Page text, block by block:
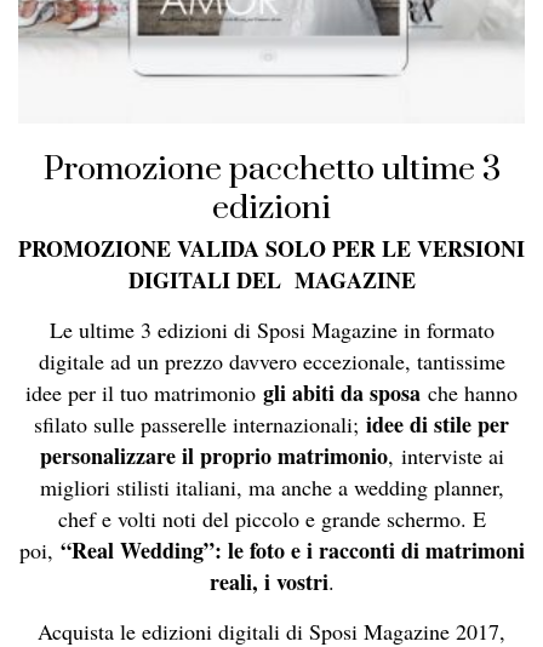
Promozione pacchetto ultime 3
edizioni
PROMOZIONE VALIDA SOLO PER LE VERSIONI
DIGITALI DEL MAGAZINE
Le ultime 3 edizioni di Sposi Magazine in formato
digitale ad un prezzo davvero eccezionale, tantissime
idee per il tuo matrimonio gli abiti da sposa che hanno
sfilato sulle passerelle internazionali; idee di stile per
personalizzare il proprio matrimonio, interviste ai
migliori stilisti italiani, ma anche a wedding planner,
chef e volti noti del piccolo e grande schermo. E
poi, “Real Wedding”: le foto e i racconti di matrimoni
reali, i vostri.
Acquista le edizioni digitali di Sposi Magazine 2017,